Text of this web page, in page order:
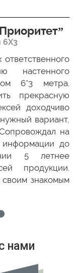
6Х3
настенного
6*3 метра.
прекрасную
доходчиво
вариант,
на
до
5 летнее
продукции.
своим знакомым
нами